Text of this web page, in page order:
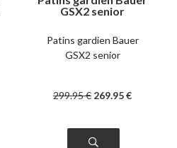
GSX2 senior
Patins gardien Bauer
GSX2 senior
299.95€ 269.95€